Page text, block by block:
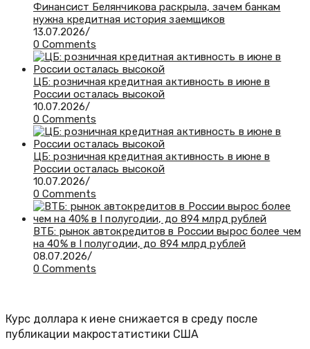
Финансист Белянчикова раскрыла, зачем банкам
нужна кредитная история заемщиков
13.07.2026/
0 Comments
ЦБ: розничная кредитная активность в июне в
России осталась высокой
10.07.2026/
0 Comments
ЦБ: розничная кредитная активность в июне в
России осталась высокой
10.07.2026/
0 Comments
ВТБ: рынок автокредитов в России вырос более чем
на 40% в I полугодии, до 894 млрд рублей
08.07.2026/
0 Comments
Курс доллара к иене снижается в среду после
публикации макростатистики США